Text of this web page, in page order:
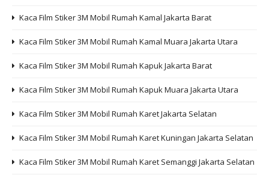
Kaca Film Stiker 3M Mobil Rumah Kamal Jakarta Barat
Kaca Film Stiker 3M Mobil Rumah Kamal Muara Jakarta Utara
Kaca Film Stiker 3M Mobil Rumah Kapuk Jakarta Barat
Kaca Film Stiker 3M Mobil Rumah Kapuk Muara Jakarta Utara
Kaca Film Stiker 3M Mobil Rumah Karet Jakarta Selatan
Kaca Film Stiker 3M Mobil Rumah Karet Kuningan Jakarta Selatan
Kaca Film Stiker 3M Mobil Rumah Karet Semanggi Jakarta Selatan